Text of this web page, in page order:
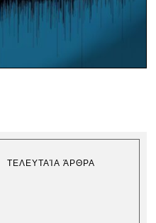
ΤΕΛΕΥΤΑΊΑ ΆΡΘΡΑ